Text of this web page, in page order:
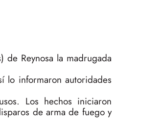
Reynosa la madrugada
lo informaron autoridades
Los hechos iniciaron
de arma de fuego y